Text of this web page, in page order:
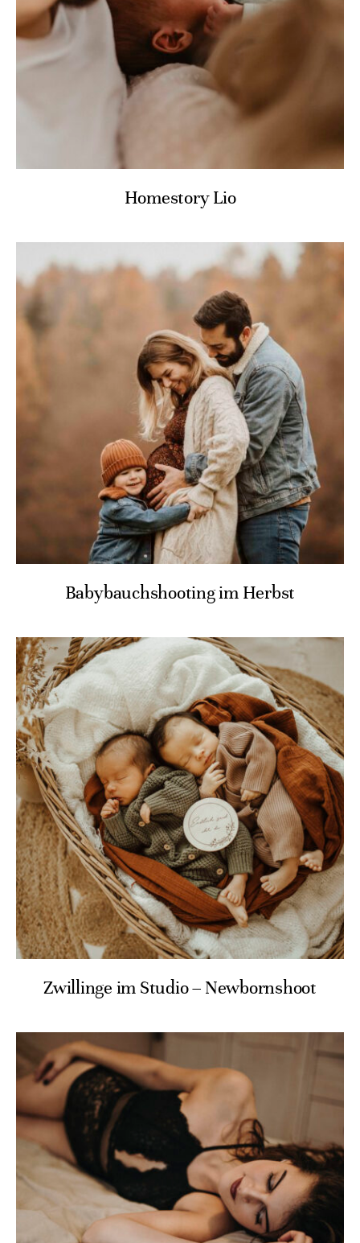
GALERIE
HOCHZEITEN
SCHWANGERSCHAFT, BABY & FAMILIE
LEISTUNGEN
SHOOTINGINFOS
Homestory Lio
Babybauchshooting im Herbst
Zwillinge im Studio – Newbornshoot